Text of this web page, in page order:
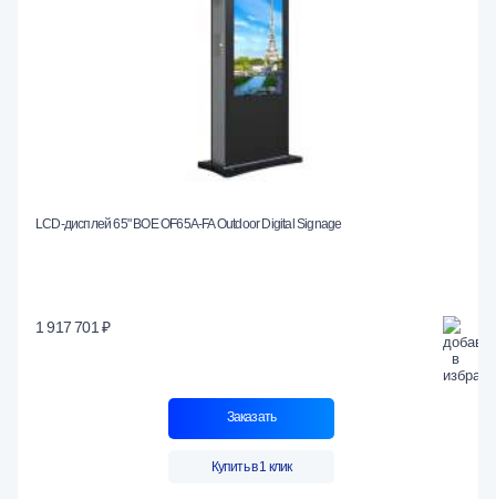
LCD-дисплей 65" BOE OF65A-FA Outdoor Digital Signage
1 917 701 ₽
Заказать
Купить в 1 клик